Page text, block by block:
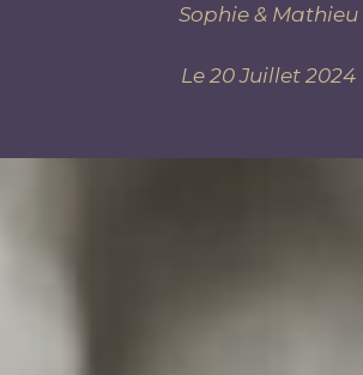
Sophie & Mathieu
Le 20 Juillet 2024